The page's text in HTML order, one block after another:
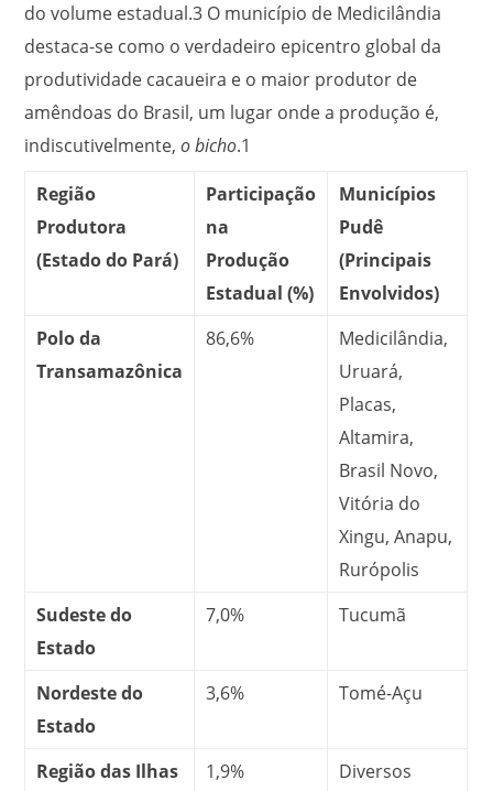
do volume estadual.3 O município de Medicilândia
destaca-se como o verdadeiro epicentro global da
produtividade cacaueira e o maior produtor de
amêndoas do Brasil, um lugar onde a produção é,
indiscutivelmente,o bicho.1
Região
Produtora
(Estado do Pará)
Participação
na
Produção
Estadual (%)
Municípios
Pudê
(Principais
Envolvidos)
Polo da
Transamazônica
86,6%
Medicilândia,
Uruará,
Placas,
Altamira,
Brasil Novo,
Vitória do
Xingu, Anapu,
Rurópolis
Sudeste do
Estado
7,0% Tucumã
Nordeste do
Estado
3,6% Tomé-Açu
Região das Ilhas 1,9%
Diversos